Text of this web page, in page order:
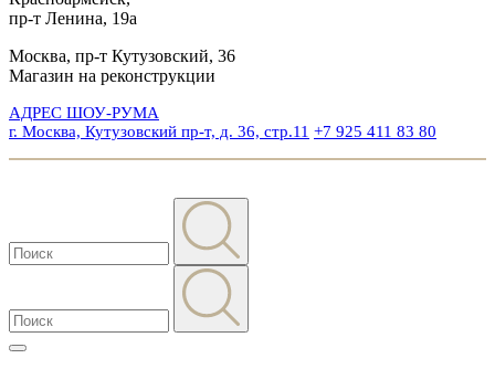
пр-т Ленина, 19а
Москва, пр-т Кутузовский, 36
Магазин на реконструкции
АДРЕС ШОУ-РУМА
г. Москва, Кутузовский пр-т, д. 36, стр.11 +7 925 411 83 80